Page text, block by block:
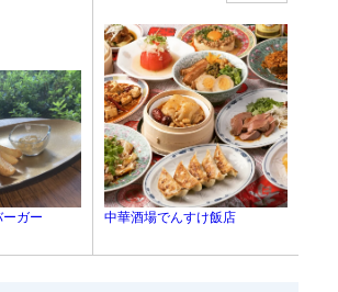
ガー
中華酒場でんすけ飯店